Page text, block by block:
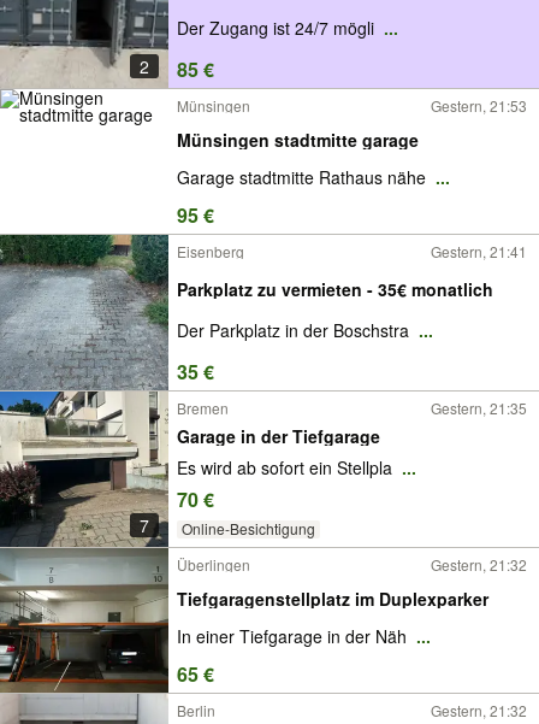
2
Der Zugang ist 24/7 mögli ...
85 €
Münsingen Gestern, 21:53
Münsingen stadtmitte garage
Garage stadtmitte Rathaus nähe ...
95 €
Eisenberg Gestern, 21:41
Parkplatz zu vermieten - 35€ monatlich
Der Parkplatz in der Boschstra ...
35 €
7
Bremen Gestern, 21:35
Garage in der Tiefgarage
Es wird ab sofort ein Stellpla ...
70 €
Online-Besichtigung
Überlingen
Gestern, 21:32
Tiefgaragenstellplatz im Duplexparker
In einer Tiefgarage in der Näh ...
65 €
Berlin Gestern, 21:32